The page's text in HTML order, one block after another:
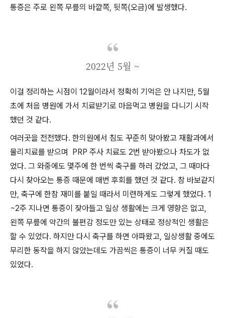
통증은 주로 왼쪽 무릎의 바깥쪽, 뒷쪽(오금)에 발생했다.
2022년 5월 ~
이걸 정리하는 시점이 12월이라서 정확히 기억은 안 나지만, 5월
초에 처음 병원에 가서 치료받기로 마음먹고 병원을 다니기 시작
했던 것 같다.
여러곳을 전전했다. 한의원에서 침도 꾸준히 맞아봤고 재활과에서
물리치료를 받으며 PRP 주사 치료도 2번 받아봤으나 차도가 없
었다. 그 와중에도 몇주에 한 번씩 축구를 하러 갔었고, 그 때마다
다시 찾아오는 통증 때문에 매번 후회를 했던 것 같다. 참 바보같지
만, 축구에 한참 재미를 붙일 때라서 미련하게도 그렇게 했었다. 1
~2주 지나면 통증이 잦아들고 일상 생활에는 크게 영향은 없고,
왼쪽 무릎에 약간의 불편감 정도만 있는 상태로 정상적인 생활은
할 수 있었다. 하지만 다시 축구를 하면 아파왔고, 일상생활 중에도
무리한 동작을 하지 않았는데도 가끔씩은 통증이 너무 커질 때도
있었다.